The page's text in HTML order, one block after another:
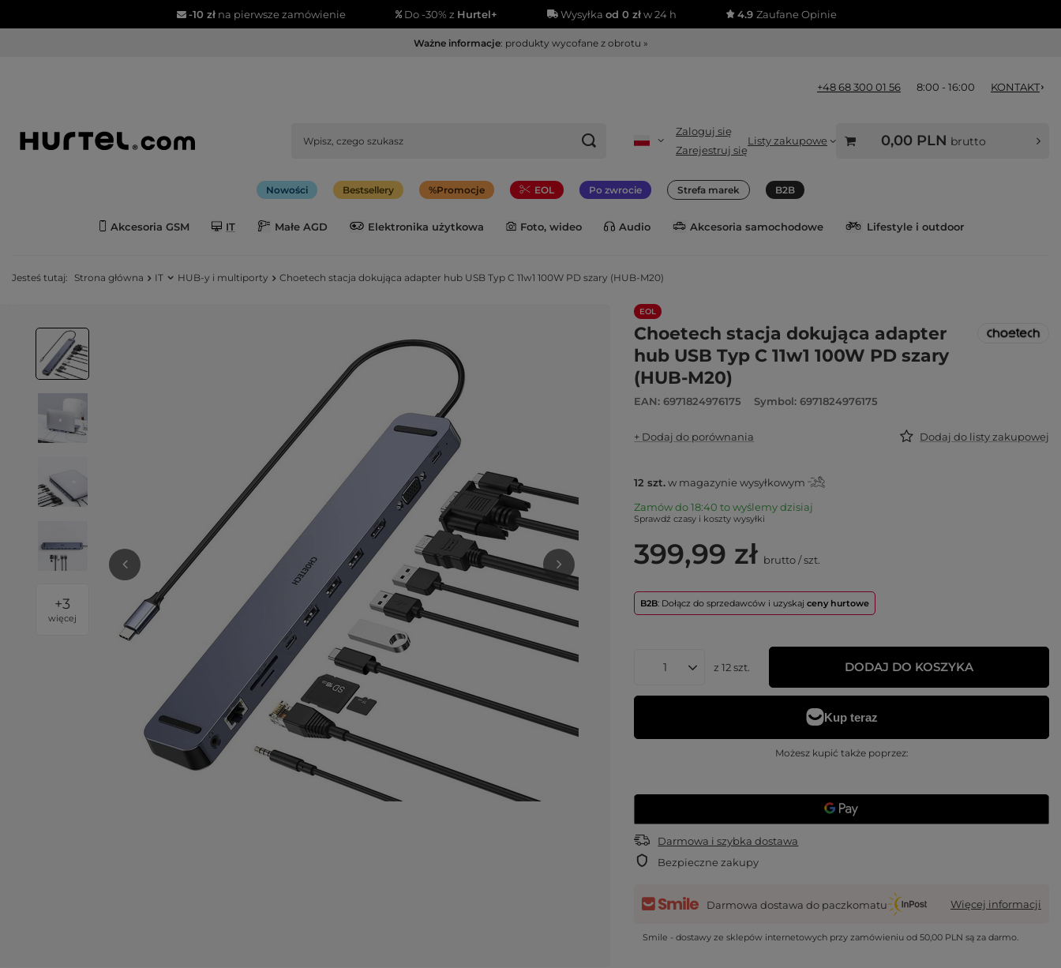
-10 złna pierwsze zamówienie Do -30% z Hurtel+ Wysyłka od 0 złw 24 h 4.9Zaufane Opinie
Ważne informacje: produkty wycofane z obrotu »
+48 68 300 01 56 8:00 - 16:00 KONTAKT
Zaloguj się
Zarejestruj się
Listy zakupowe 0,00 PLN brutto
Nowości Bestsellery Promocje EOL Po zwrocie Strefa marek B2B
Akcesoria GSM IT Małe AGD Elektronika użytkowa Foto, wideo Audio Akcesoria samochodowe Lifestyle i outdoor
Jesteś tutaj: Strona główna IT HUB-y i multiporty Choetech stacja dokująca adapter hub USB Typ C 11w1 100W PD szary (HUB-M20)
+3
więcej
EOL
Choetech stacja dokująca adapter
hub USB Typ C 11w1 100W PD szary
(HUB-M20)
EAN: 6971824976175 Symbol: 6971824976175
+ Dodaj do porównania Dodaj do listy zakupowej
12 szt.w magazynie wysyłkowym
Zamów do18:40 to wyślemy dzisiaj
Sprawdź czasy i koszty wysyłki
399,99 zł brutto/szt.
B2B: Dołącz do sprzedawców i uzyskajceny hurtowe
z12szt. DODAJ DO KOSZYKA
Możesz kupić także poprzez:
Darmowa i szybka dostawa
Bezpieczne zakupy
Darmowa dostawa do paczkomatu Więcej informacji
Smile - dostawy ze sklepów internetowych przy zamówieniu od50,00 PLN są za darmo.